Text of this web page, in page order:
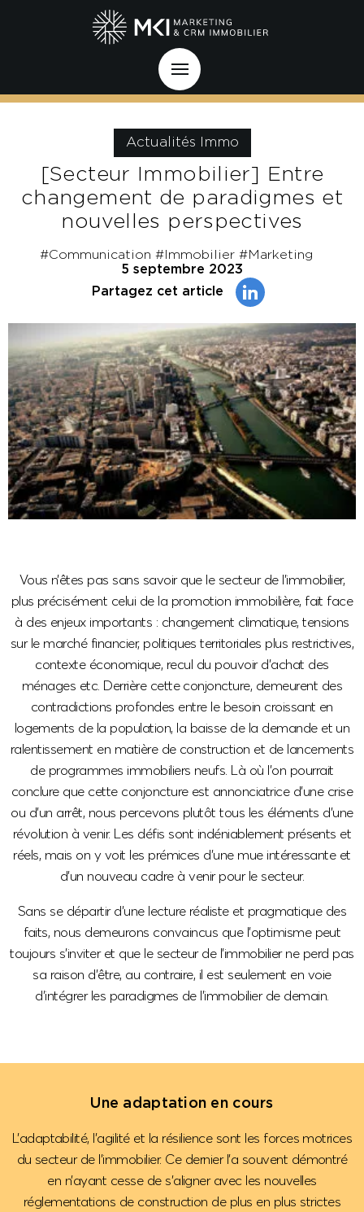
Actualités Immo
[Secteur Immobilier] Entre
changement de paradigmes et
nouvelles perspectives
#Communication #Immobilier #Marketing
5 septembre 2023
Partagez cet article
Vous n’êtes pas sans savoir que le secteur de l’immobilier,
plus précisément celui de la promotion immobilière, fait face
à des enjeux importants : changement climatique, tensions
sur le marché financier, politiques territoriales plus restrictives,
contexte économique, recul du pouvoir d’achat des
ménages etc. Derrière cette conjoncture, demeurent des
contradictions profondes entre le besoin croissant en
logements de la population, la baisse de la demande et un
ralentissement en matière de construction et de lancements
de programmes immobiliers neufs. Là où l’on pourrait
conclure que cette conjoncture est annonciatrice d’une crise
ou d’un arrêt, nous percevons plutôt tous les éléments d’une
révolution à venir. Les défis sont indéniablement présents et
réels, mais on y voit les prémices d’une mue intéressante et
d’un nouveau cadre à venir pour le secteur.
Sans se départir d’une lecture réaliste et pragmatique des
faits, nous demeurons convaincus que l’optimisme peut
toujours s’inviter et que le secteur de l’immobilier ne perd pas
sa raison d’être, au contraire, il est seulement en voie
d’intégrer les paradigmes de l’immobilier de demain.
Une adaptation en cours
L’adaptabilité, l’agilité et la résilience sont les forces motrices
du secteur de l’immobilier. Ce dernier l’a souvent démontré
en n’ayant cesse de s’aligner avec les nouvelles
réglementations de construction de plus en plus strictes